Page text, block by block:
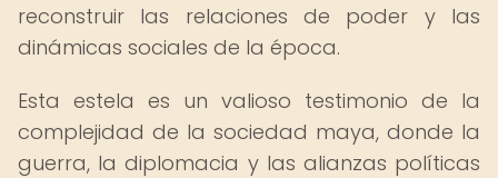
reconstruir las relaciones de poder y las
dinámicas sociales de la época.
Esta estela es un valioso testimonio de la
complejidad de la sociedad maya, donde la
guerra, la diplomacia y las alianzas políticas